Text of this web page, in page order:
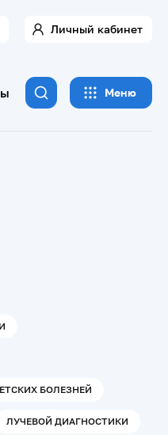
Личный кабинет
Меню
БОЛЕЗНЕЙ
ЛУЧЕВОЙ ДИАГНОСТИКИ